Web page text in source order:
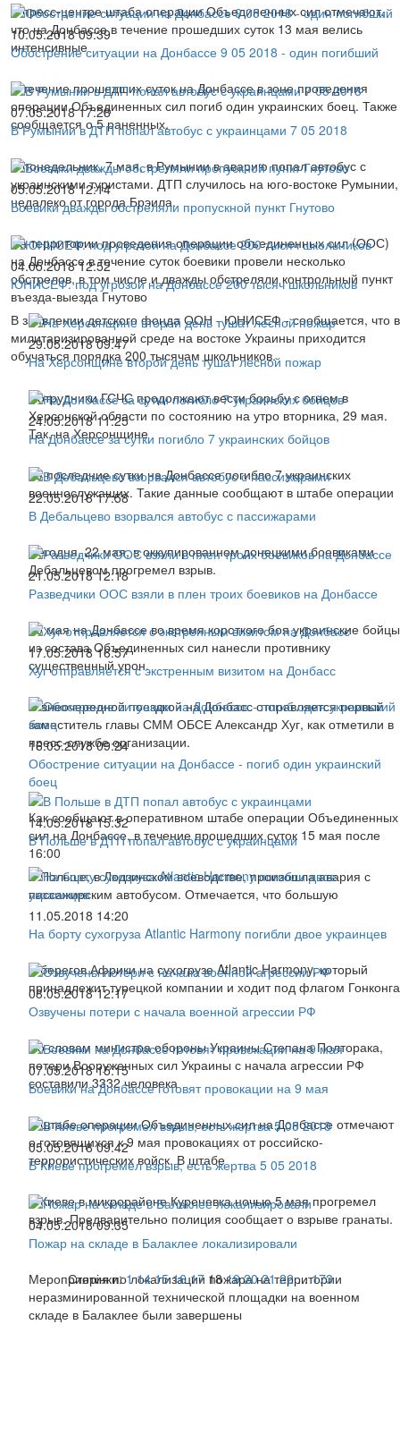
В пресс-центре штаба операции Объединенных сил отмечают,
что на Донбассе в течение прошедших суток 13 мая велись
интенсивные
10.05.2018 09:39
Обострение ситуации на Донбассе 9 05 2018 - один погибший
В течение прошедших суток на Донбассе в зоне проведения
операции Объединенных сил погиб один украинских боец. Также
сообщается о 5 раненных.
07.05.2018 17:28
В Румынии в ДТП попал автобус с украинцами 7 05 2018
В понедельник, 7 мая, в Румынии в аварию попал автобус с
украинскими туристами. ДТП случилось на юго-востоке Румынии,
недалеко от города Брэила.
05.05.2018 12:14
Боевики дважды обстреляли пропускной пункт Гнутово
На территории проведения операции объединенных сил (ООС)
на Донбассе в течение суток боевики провели несколько
обстрелов, в том числе и дважды обстреляли контрольный пункт
въезда-выезда Гнутово
04.05.2018 12:52
ЮНИСЕФ: под угрозой на Донбассе 200 тысяч школьников
В заявлении детского фонда ООН - ЮНИСЕФ - сообщается, что в
милитаризированной среде на востоке Украины приходится
обучаться порядка 200 тысячам школьников.
29.05.2018 09:47
На Херсонщине второй день тушат лесной пожар
Сотрудники ГСЧС продолжают вести борьбу с огнем в
Херсонской области по состоянию на утро вторника, 29 мая.
Так, на Херсонщине
24.05.2018 11:25
На Донбассе за сутки погибло 7 украинских бойцов
За последние сутки на Донбассе погибло 7 украинских
военнослужащих. Такие данные сообщают в штабе операции
22.05.2018 17:58
В Дебальцево взорвался автобус с пассижарами
Сегодня, 22 мая, в оккупированном донецкими боевиками
Дебальцевом прогремел взрыв.
21.05.2018 12:18
Разведчики ООС взяли в плен троих боевиков на Донбассе
20 мая на Донбассе во время короткого боя украинские бойцы
из состава Объединенных сил нанесли противнику
существенный урон.
17.05.2018 16:57
Хуг отправляется с экстренным визитом на Донбасс
С внеочередной поездкой на Донбасс отправляется первый
заместитель главы СММ ОБСЕ Александр Хуг, как отметили в
пресс-службе организации.
16.05.2018 09:24
Обострение ситуации на Донбассе - погиб один украинский
боец
Как сообщают в оперативном штабе операции Объединенных
сил на Донбассе, в течение прошедших суток 15 мая после
16:00
14.05.2018 15:32
В Польше в ДТП попал автобус с украинцами
В Польше, в Лодзинском воеводстве, произошла авария с
пассажирским автобусом. Отмечается, что большую
11.05.2018 14:20
На борту сухогруза Atlantic Harmony погибли двое украинцев
У берегов Африки на сухогрузе Atlantic Harmony, который
принадлежит турецкой компании и ходит под флагом Гонконга
08.05.2018 12:17
Озвучены потери с начала военной агрессии РФ
По словам министра обороны Украины Степана Полторака,
потери Вооруженных сил Украины с начала агрессии РФ
составили 3332 человека
07.05.2018 15:15
Боевики на Донбассе готовят провокации на 9 мая
В штабе операции Объединенных сил на Донбассе отмечают
о готовящихся к 9 мая провокациях от российско-
террористических войск. В штабе
05.05.2018 09:42
В Киеве прогремел взрыв, есть жертва 5 05 2018
В Киеве в микрорайоне Куреневка ночью 5 мая прогремел
взрыв. Предварительно полиция сообщает о взрыве гранаты.
04.05.2018 09:35
Пожар на складе в Балаклее локализировали
Мероприятия по локализации пожара на территории
неразминированной технической площадки на военном
складе в Балаклее были завершены
Сторінки: 1 14 15 16 17 18 19 20 21 22 ...173